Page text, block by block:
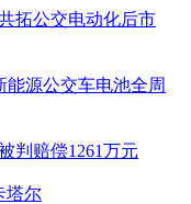
拓公交电动化后市
源公交车电池全周
判赔偿1261万元
塔尔